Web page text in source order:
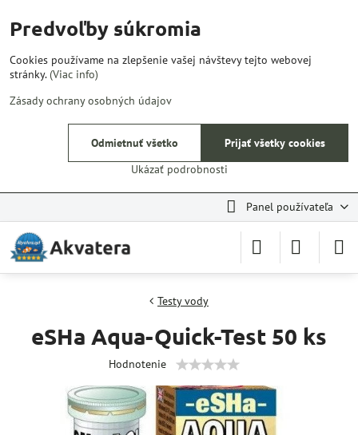
Panel používateľa
Testy vody
eSHa Aqua-Quick-Test 50 ks
Hodnotenie
Predvoľby súkromia
Cookies používame na zlepšenie vašej návštevy tejto webovej
stránky.(Viac info)
Zásady ochrany osobných údajov
Ukázať podrobnosti
Prijať všetky cookies
Odmietnuť všetko